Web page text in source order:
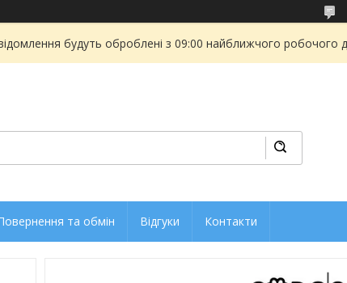
будуть оброблені з 09:00 найближчого робочого
та обмін Відгуки Контакти